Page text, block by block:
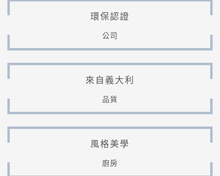
環保認證
公司
來自義大利
品質
風格美學
廚房